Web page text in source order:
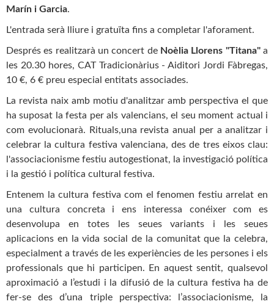
Marín i Garcia.
L'entrada serà lliure i gratuïta fins a completar l'aforament.
Després es realitzarà un concert de Noèlia Llorens "Titana" a
les 20.30 hores, CAT Tradicionàrius - Aiditori Jordi Fàbregas,
10 €, 6 € preu especial entitats associades.
La revista naix amb motiu d'analitzar amb perspectiva el que
ha suposat la festa per als valencians, el seu moment actual i
com evolucionarà. Rituals,una revista anual per a analitzar i
celebrar la cultura festiva valenciana, des de tres eixos clau:
l'associacionisme festiu autogestionat, la investigació política
i la gestió i política cultural festiva.
Entenem la cultura festiva com el fenomen festiu arrelat en
una cultura concreta i ens interessa conéixer com es
desenvolupa en totes les seues variants i les seues
aplicacions en la vida social de la comunitat que la celebra,
especialment a través de les experiències de les persones i els
professionals que hi participen. En aquest sentit, qualsevol
aproximació a l’estudi i la difusió de la cultura festiva ha de
fer-se des d’una triple perspectiva: l’associacionisme, la